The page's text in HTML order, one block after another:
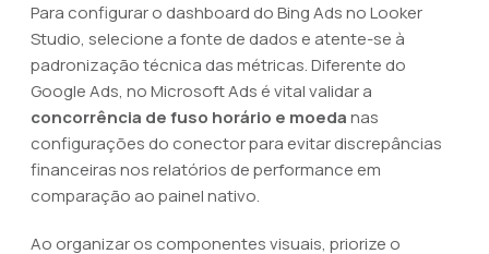
Para configurar o dashboard do Bing Ads no Looker
Studio, selecione a fonte de dados e atente-se à
padronização técnica das métricas. Diferente do
Google Ads, no Microsoft Ads é vital validar a
concorrência de fuso horário e moedanas
configurações do conector para evitar discrepâncias
financeiras nos relatórios de performance em
comparação ao painel nativo.
Ao organizar os componentes visuais, priorize o